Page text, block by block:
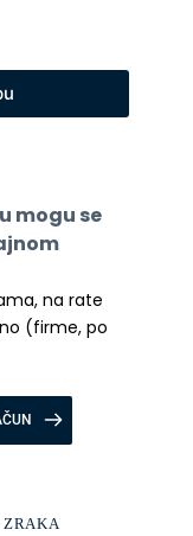
mogu se
na rate
(firme, po
ZRAKA